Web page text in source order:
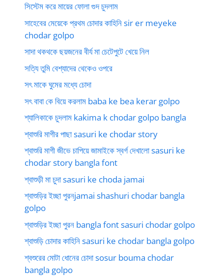
সিস্টেম করে মায়ের ফোলা গুদ চুদলাম
সাহেবের মেয়েকে প্রথম চোদার কাহিনি sir er meyeke
chodar golpo
সাদা থকথকে ছয়জনের বীর্য মা চেটেপুটে খেয়ে নিল
সত্যি তুমি বেশ্যাদের থেকেও ওপরে
সৎ মাকে ঘুমের মধ্যে চোদা
সৎ বাবা কে বিয়ে করলাম baba ke bea kerar golpo
শ্যালিকাকে চুদলাম kakima k chodar golpo bangla
শ্বাশুরি মাগীর পাছা sasuri ke chodar story
শ্বাশুরি মাগী জীভে চাপিয়ে জামাইকে স্বর্গ দেখালো sasuri ke
chodar story bangla font
শ্বাশুড়ী মা চুদা sasuri ke choda jamai
শ্বাশুড়ির ইচ্ছা পুরনjamai shashuri chodar bangla
golpo
শ্বাশুড়ির ইচ্ছা পুরন bangla font sasuri chodar golpo
শ্বাশুড়ি চোদার কাহিনি sasuri ke chodar bangla golpo
শ্বশুরের মোটা ধোনের চোদা sosur bouma chodar
bangla golpo